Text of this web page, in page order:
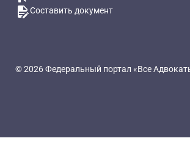
Составить документ
© 2026 Федеральный портал «Все